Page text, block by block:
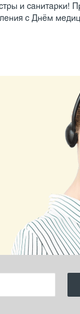
и санитарки!
с Днём